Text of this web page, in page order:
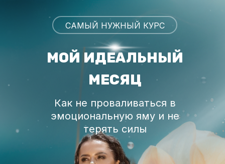
МОЙ ИДЕАЛЬНЫЙ
МЕСЯЦ
Как не проваливаться в
эмоциональную яму и не
терять силы
САМЫЙ НУЖНЫЙ КУРС